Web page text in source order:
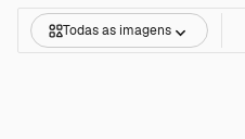
Todas as imagens